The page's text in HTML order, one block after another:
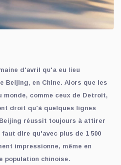
d'avril qu'a eu lieu
Beijing, en Chine. Alors que les
comme ceux de Detroit,
droit qu'à quelques lignes
réussit toujours à attirer
dire qu'avec plus de 1 500
impressionne, même en
population chinoise.